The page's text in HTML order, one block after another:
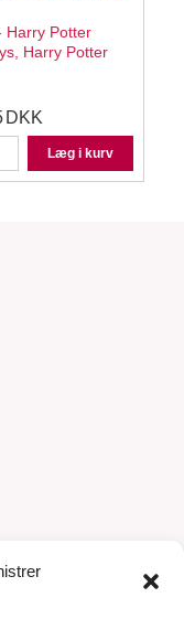
Harry Potter
Harry Potter
DKK
Læg i kurv